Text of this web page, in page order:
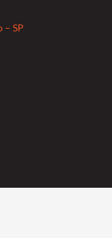
– SP